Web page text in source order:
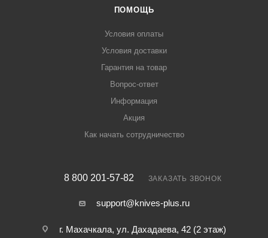
ПОМОЩЬ
Условия оплаты
Условия доставки
Гарантия на товар
Вопрос-ответ
Информация
Акция
Как начать сотрудничество
8 800 201-57-82 ЗАКАЗАТЬ ЗВОНОК
support@knives-plus.ru
г. Махачкала, ул. Дахадаева, 42 (2 этаж)